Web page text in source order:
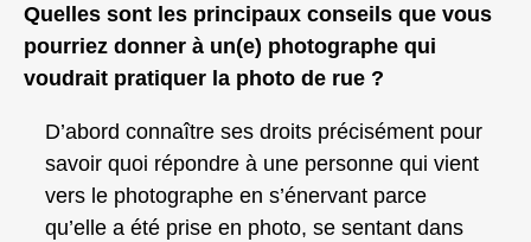
Quelles sont les principaux conseils que vous
pourriez donner à un(e) photographe qui
voudrait pratiquer la photo de rue ?
D’abord connaître ses droits précisément pour
savoir quoi répondre à une personne qui vient
vers le photographe en s’énervant parce
qu’elle a été prise en photo, se sentant dans